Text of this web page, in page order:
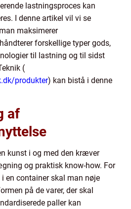
lastningsproces kan
I denne artikel vil vi se
maksimerer
forskellige typer gods,
til lastning og til sidst
(
produkter) kan bistå i denne
af
kunst i og med den kræver
og praktisk know-how. For
en container skal man nøje
på de varer, der skal
paller kan